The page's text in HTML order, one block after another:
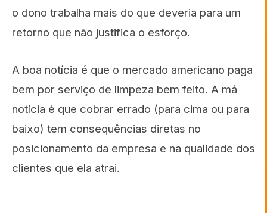
o dono trabalha mais do que deveria para um
retorno que não justifica o esforço.
A boa notícia é que o mercado americano paga
bem por serviço de limpeza bem feito. A má
notícia é que cobrar errado (para cima ou para
baixo) tem consequências diretas no
posicionamento da empresa e na qualidade dos
clientes que ela atrai.